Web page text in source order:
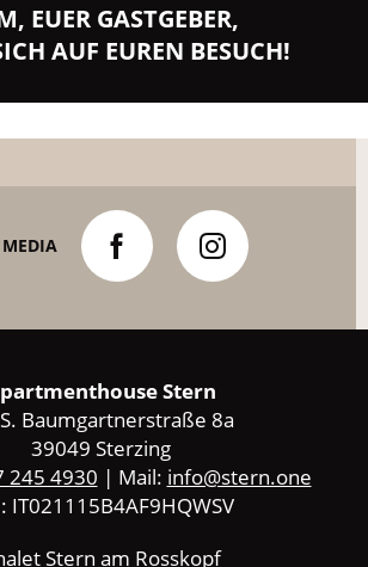
EUER GASTGEBER,
AUF EUREN BESUCH!
Stern
Baumgartnerstraße 8a
39049 Sterzing
245 4930 | Mail: info@stern.one
IT021115B4AF9HQWSV
Stern am Rosskopf